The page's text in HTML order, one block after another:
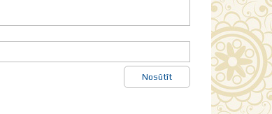
Nosūtīt